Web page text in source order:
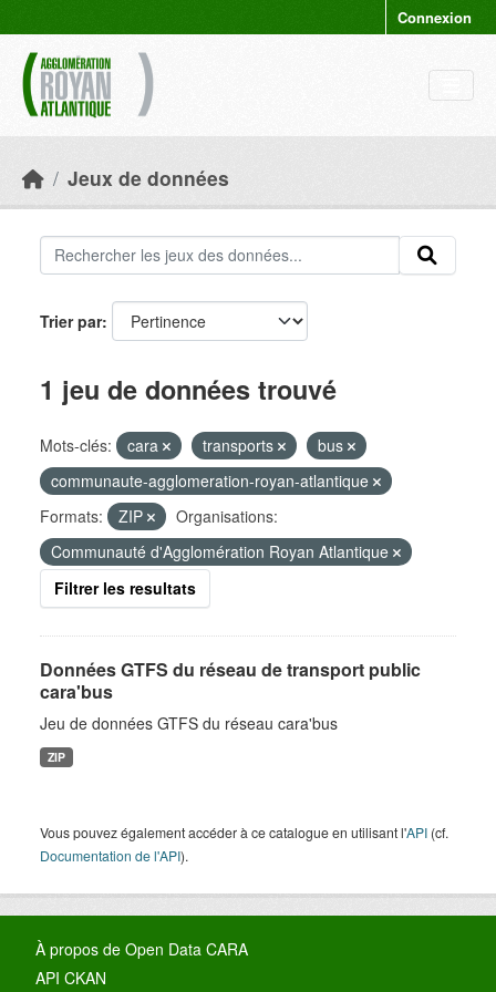
Connexion
Jeux de données
Trier par
1 jeu de données trouvé
Mots-clés: cara transports
bus
communaute-agglomeration-royan-atlantique
Formats:
ZIP
Organisations:
Communauté d'Agglomération Royan Atlantique
Filtrer les resultats
Données GTFS du réseau de transport public
cara'bus
Jeu de données GTFS du réseau cara'bus
ZIP
Vous pouvez également accéder à ce catalogue en utilisant l'API (cf.
Documentation de l'API).
À propos de Open Data CARA
API CKAN